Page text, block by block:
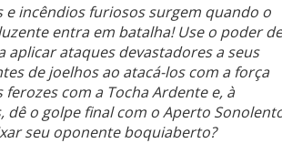
e incêndios furiosos surgem quando o
entra em batalha! Use o poder de
aplicar ataques devastadores a seus
de joelhos ao atacá-los com a força
com a Tocha Ardente e, à
dê o golpe final com o Aperto
seu oponente boquiaberto?